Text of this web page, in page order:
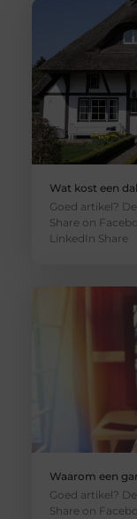
Wat kost een
Goed artikel?
Share on
LinkedIn Share
Waarom een
Goed artikel?
Share on